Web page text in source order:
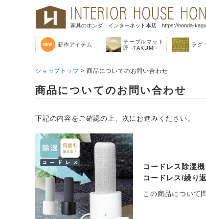
家具のホンダ インターネット本店 https://honda-
新作アイテム
テーブルマット
匠 -TAKUMI-
ラグ
ショップトップ> 商品についてのお問い合わせ
商品についてのお問い合わせ
下記の内容をご確認の上、次にお進みください。
コードレス除湿
コードレス/繰り
この商品について